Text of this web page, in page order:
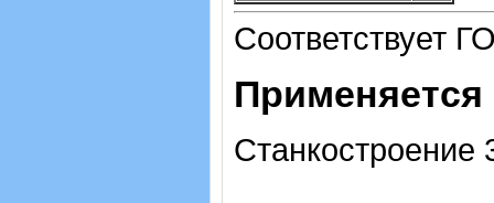
Соответствует
Станкостроение